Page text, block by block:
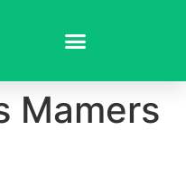
Mamers